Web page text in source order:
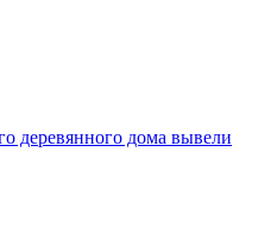
деревянного дома вывели